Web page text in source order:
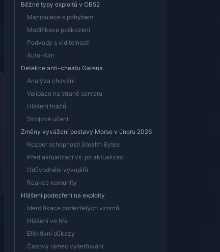
Běžné typy exploitů v OB52
Manipulace s pohybem
Modifikace poškození
Podvody s viditelností
Auto-Aim
Detekce anti-cheatu Garena
Analýza chování
Validace na straně serveru
Hlášení hráčů
Strojové učení
Změny vyvážení postavy Morse v únoru 2026
Rozbor schopnosti Stealth Bytes
Před aktualizací vs. po aktualizaci
Odůvodnění vývojářů
Reakce komunity
Hlášení podezření na exploity
Identifikace podezřelých vzorců
Hlášení ve hře
Efektivní důkazy
Časový rámec vyšetřování